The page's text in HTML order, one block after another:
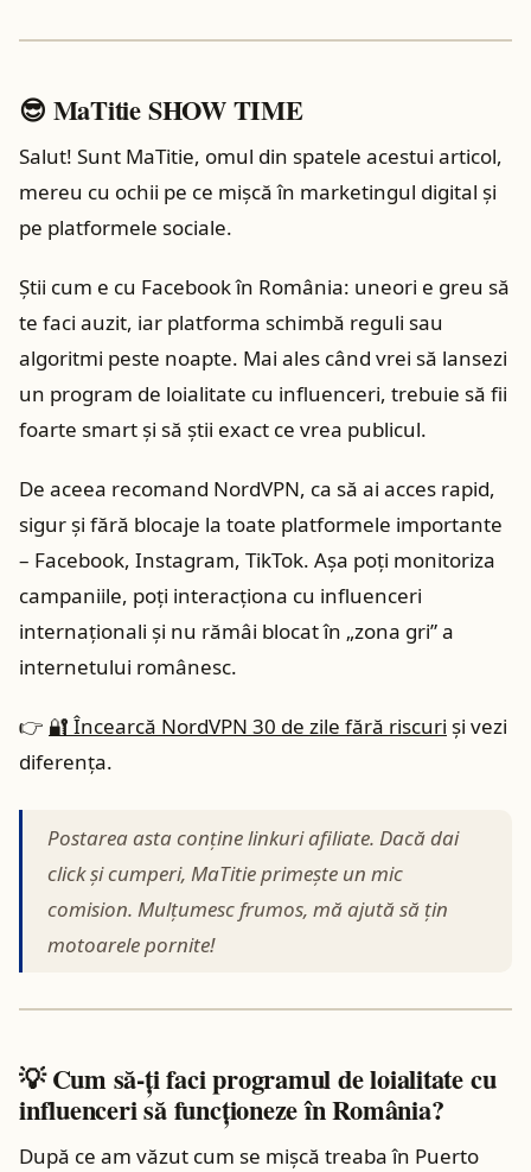
😎 MaTitie SHOW TIME
Salut! Sunt MaTitie, omul din spatele acestui articol,
mereu cu ochii pe ce mișcă în marketingul digital și
pe platformele sociale.
Știi cum e cu Facebook în România: uneori e greu să
te faci auzit, iar platforma schimbă reguli sau
algoritmi peste noapte. Mai ales când vrei să lansezi
un program de loialitate cu influenceri, trebuie să fii
foarte smart și să știi exact ce vrea publicul.
De aceea recomand NordVPN, ca să ai acces rapid,
sigur și fără blocaje la toate platformele importante
– Facebook, Instagram, TikTok. Așa poți monitoriza
campaniile, poți interacționa cu influenceri
internaționali și nu rămâi blocat în „zona gri” a
internetului românesc.
👉 🔐 Încearcă NordVPN 30 de zile fără riscuri și vezi
diferența.
Postarea asta conține linkuri afiliate. Dacă dai
click și cumperi, MaTitie primește un mic
comision. Mulțumesc frumos, mă ajută să țin
motoarele pornite!
💡 Cum să-ți faci programul de loialitate cu
influenceri să funcționeze în România?
După ce am văzut cum se mișcă treaba în Puerto